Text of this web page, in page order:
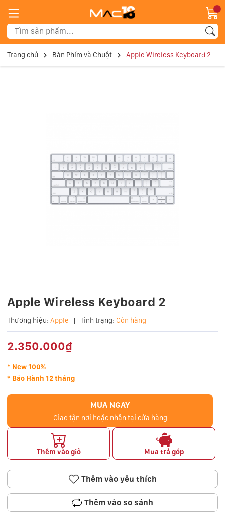
Trang chủ Bàn Phím và Chuột Apple Wireless Keyboard 2
Apple Wireless Keyboard 2
Thương hiệu: Apple | Tình trạng: Còn hàng
2.350.000₫
* New 100%
* Bảo Hành 12 tháng
MUA NGAY
Giao tận nơi hoặc nhận tại cửa hàng
Thêm vào giỏ Mua trả góp
Thêm vào yêu thích
Thêm vào so sánh